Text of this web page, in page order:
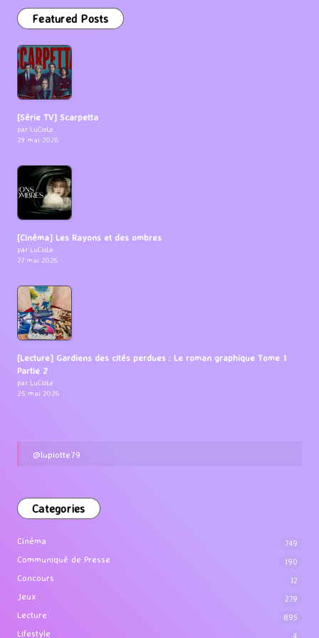
Featured Posts
[Série TV] Scarpetta
par LuCioLe
29 mai 2026
[Cinéma] Les Rayons et des ombres
par LuCioLe
27 mai 2026
[Lecture] Gardiens des cités perdues : Le roman graphique Tome 1
Partie 2
par LuCioLe
25 mai 2026
@lupiotte79
Categories
Cinéma 749
Communiqué de Presse 190
Concours 12
Jeux 279
Lecture 895
Lifestyle 4